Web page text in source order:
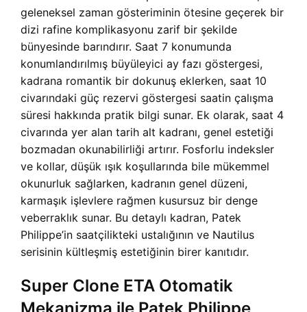
geleneksel zaman gösteriminin ötesine geçerek bir
dizi rafine komplikasyonu zarif bir şekilde
bünyesinde barındırır. Saat 7 konumunda
konumlandırılmış büyüleyici ay fazı göstergesi,
kadrana romantik bir dokunuş eklerken, saat 10
civarındaki güç rezervi göstergesi saatin çalışma
süresi hakkında pratik bilgi sunar. Ek olarak, saat 4
civarında yer alan tarih alt kadranı, genel estetiği
bozmadan okunabilirliği artırır. Fosforlu indeksler
ve kollar, düşük ışık koşullarında bile mükemmel
okunurluk sağlarken, kadranın genel düzeni,
karmaşık işlevlere rağmen kusursuz bir denge
veberraklık sunar. Bu detaylı kadran, Patek
Philippe’in saatçilikteki ustalığının ve Nautilus
serisinin kültleşmiş estetiğinin birer kanıtıdır.
Super Clone ETA Otomatik